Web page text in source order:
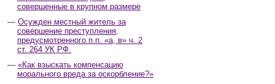
совершенные в крупном размере
Осужден местный житель за
совершение преступления,
предусмотренного п.п. «а, в» ч. 2
ст. 264 УК РФ.
«Как взыскать компенсацию
морального вреда за оскорбление?»